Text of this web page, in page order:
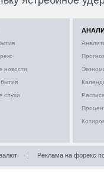
новости
слухи
Реклама на форекс